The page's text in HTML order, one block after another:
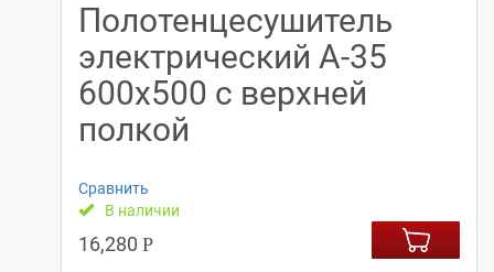
Полотенцесушитель
электрический А-35
600х500 с верхней
полкой
Сравнить
В наличии
16,280 Р